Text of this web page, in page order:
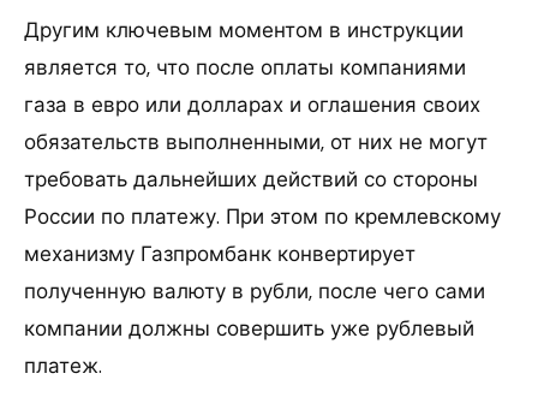
Другим ключевым моментом в инструкции
является то, что после оплаты компаниями
газа в евро или долларах и оглашения своих
обязательств выполненными, от них не могут
требовать дальнейших действий со стороны
России по платежу. При этом по кремлевскому
механизму Газпромбанк конвертирует
полученную валюту в рубли, после чего сами
компании должны совершить уже рублевый
платеж.